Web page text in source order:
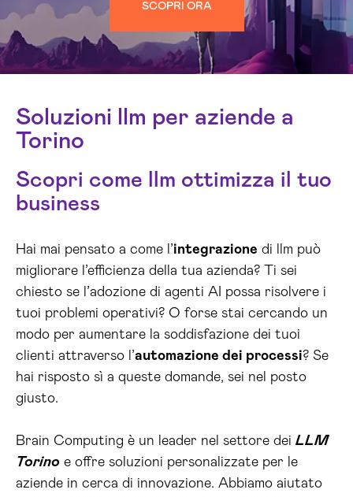
SCOPRI ORA
Soluzioni llm per aziende a
Torino
Scopri come llm ottimizza il tuo
business
Hai mai pensato a come l’integrazione di llm può
migliorare l’efficienza della tua azienda? Ti sei
chiesto se l’adozione di agenti AI possa risolvere i
tuoi problemi operativi? O forse stai cercando un
modo per aumentare la soddisfazione dei tuoi
clienti attraverso l’automazione dei processi? Se
hai risposto sì a queste domande, sei nel posto
giusto.
Brain Computing è un leader nel settore dei LLM
Torino e offre soluzioni personalizzate per le
aziende in cerca di innovazione. Abbiamo aiutato